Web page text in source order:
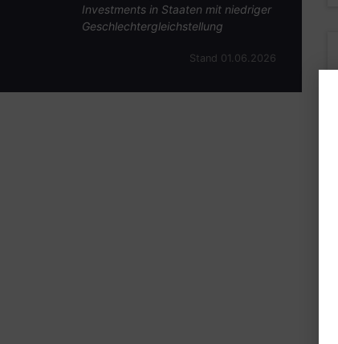
Investments in Staaten mit niedriger
Geschlechtergleichstellung
Stand 01.06.2026